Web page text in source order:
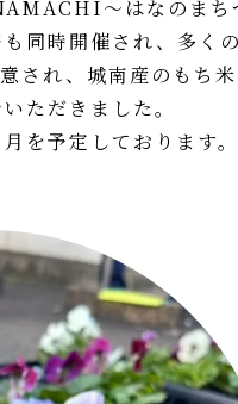
～はなのまち
同時開催され、多く
され、城南産のもち
ただきました。
を予定しております。